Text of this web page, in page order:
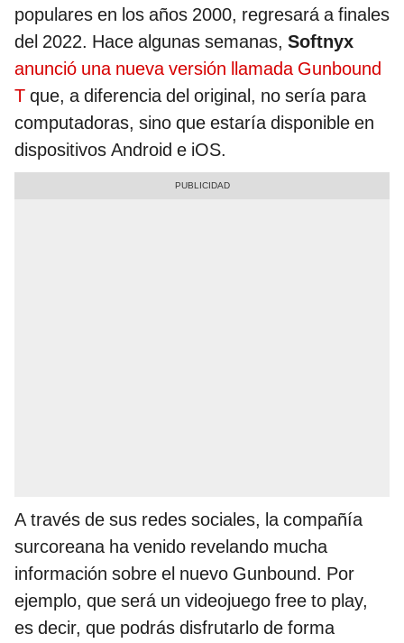
populares en los años 2000, regresará a finales
del 2022. Hace algunas semanas, Softnyx
anunció una nueva versión llamada Gunbound
T que, a diferencia del original, no sería para
computadoras, sino que estaría disponible en
dispositivos Android e iOS.
A través de sus redes sociales, la compañía
surcoreana ha venido revelando mucha
información sobre el nuevo Gunbound. Por
ejemplo, que será un videojuego free to play,
es decir, que podrás disfrutarlo de forma